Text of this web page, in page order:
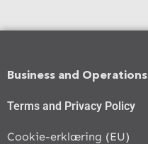
Business and Operations
Terms and Privacy Policy
Cookie-erklæring (EU)